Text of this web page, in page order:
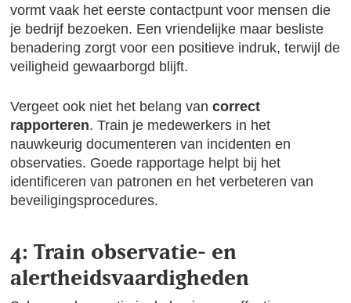
vormt vaak het eerste contactpunt voor mensen die
je bedrijf bezoeken. Een vriendelijke maar besliste
benadering zorgt voor een positieve indruk, terwijl de
veiligheid gewaarborgd blijft.
Vergeet ook niet het belang vancorrect
rapporteren. Train je medewerkers in het
nauwkeurig documenteren van incidenten en
observaties. Goede rapportage helpt bij het
identificeren van patronen en het verbeteren van
beveiligingsprocedures.
4: Train observatie- en
alertheidsvaardigheden